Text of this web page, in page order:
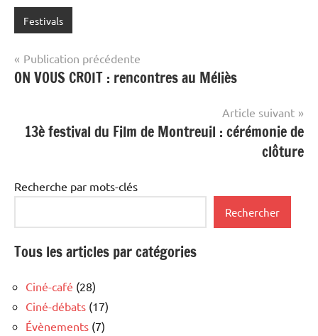
Festivals
Navigation
de
Publication précédente
ON VOUS CROIT : rencontres au Méliès
Article suivant
13è festival du Film de Montreuil : cérémonie de
clôture
Recherche par mots-clés
Rechercher
Tous les articles par catégories
Ciné-café (28)
Ciné-débats (17)
Évènements (7)